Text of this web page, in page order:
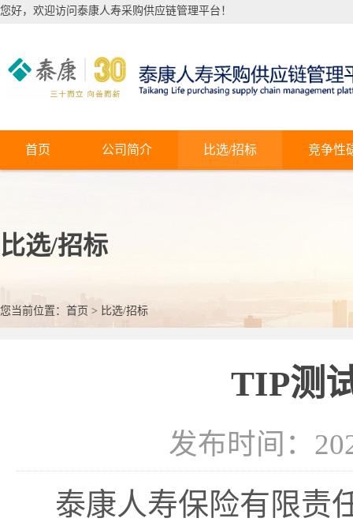
您好，欢迎访问泰康人寿采购供应链管理平台！
首页 公司简介 比选/招标 竞争性
比选/招标
您当前位置： 首页 > 比选/招标
TIP测
发布时间：
泰康人寿保险有限责